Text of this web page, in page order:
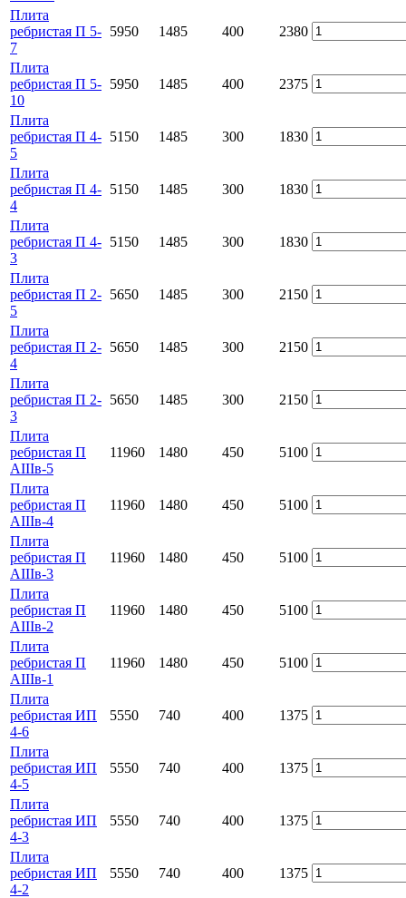
Плита
ребристая П 5-
7
5950 1485 400 2380
Плита
ребристая П 5-
10
5950 1485 400 2375
Плита
ребристая П 4-
5
5150 1485 300 1830
Плита
ребристая П 4-
4
5150 1485 300 1830
Плита
ребристая П 4-
3
5150 1485 300 1830
Плита
ребристая П 2-
5
5650 1485 300 2150
Плита
ребристая П 2-
4
5650 1485 300 2150
Плита
ребристая П 2-
3
5650 1485 300 2150
Плита
ребристая П
АIIIв-5
11960 1480 450 5100
Плита
ребристая П
АIIIв-4
11960 1480 450 5100
Плита
ребристая П
АIIIв-3
11960 1480 450 5100
Плита
ребристая П
АIIIв-2
11960 1480 450 5100
Плита
ребристая П
АIIIв-1
11960 1480 450 5100
Плита
ребристая ИП
4-6
5550 740 400 1375
Плита
ребристая ИП
4-5
5550 740 400 1375
Плита
ребристая ИП
4-3
5550 740 400 1375
Плита
ребристая ИП
4-2
5550 740 400 1375